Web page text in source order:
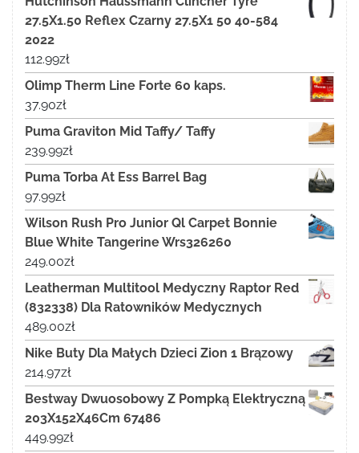
27.5X1.50 Reflex Czarny 27.5X1 50 40-584
2022
112.99zł
Olimp Therm Line Forte 60 kaps.
37.90zł
Puma Graviton Mid Taffy/ Taffy
239.99zł
Puma Torba At Ess Barrel Bag
97.99zł
Wilson Rush Pro Junior Ql Carpet Bonnie
Blue White Tangerine Wrs326260
249.00zł
Leatherman Multitool Medyczny Raptor Red
(832338) Dla Ratowników Medycznych
489.00zł
Nike Buty Dla Małych Dzieci Zion 1 Brązowy
214.97zł
Bestway Dwuosobowy Z Pompką Elektryczną
203X152X46Cm 67486
449.99zł